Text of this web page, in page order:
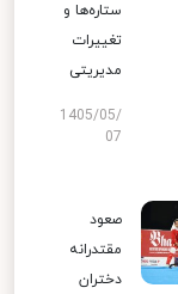
ستاره‌ها و
تغییرات
مدیریتی
1405/05/
07
صعود
مقتدرانه
دختران